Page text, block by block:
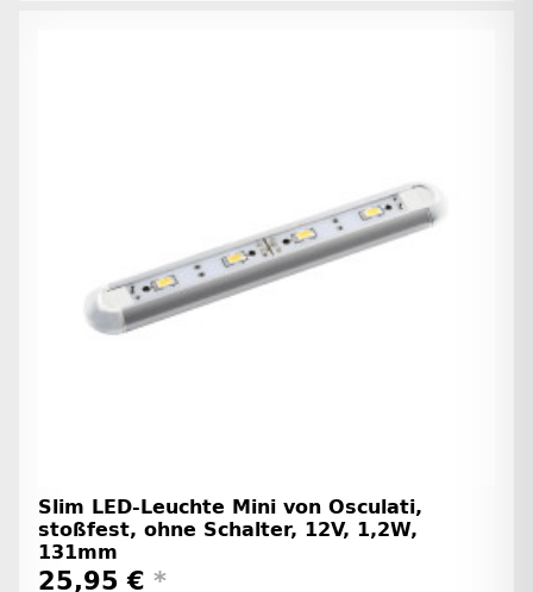
Slim LED-Leuchte Mini von Osculati,
stoßfest, ohne Schalter, 12V, 1,2W,
131mm
25,95 € *